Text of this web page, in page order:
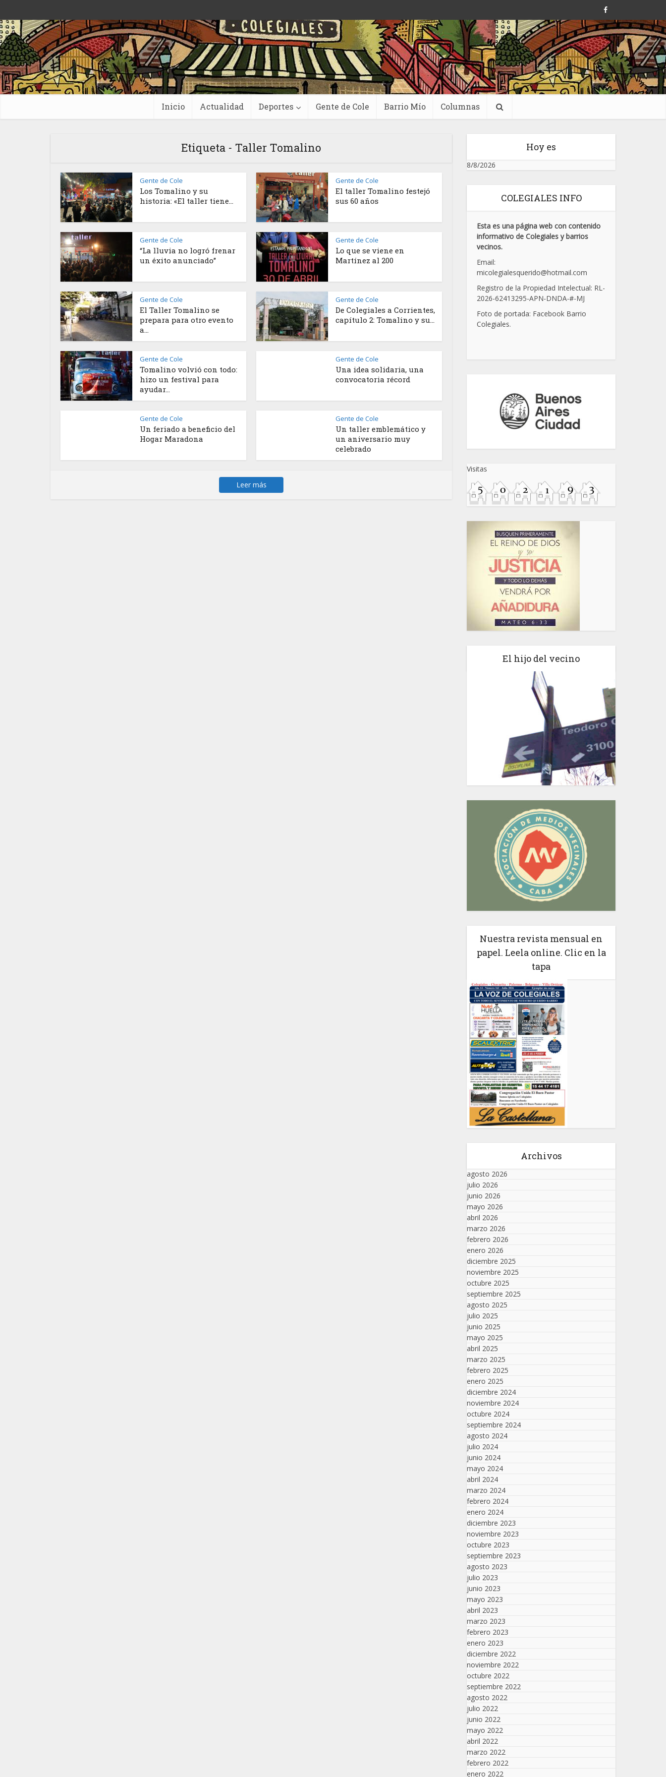
Inicio Actualidad Deportes Gente de Cole Barrio Mío Columnas
Etiqueta - Taller Tomalino
Gente de Cole
Los Tomalino y su
historia: «El taller tiene...
Gente de Cole
El taller Tomalino festejó
sus 60 años
Gente de Cole
“La lluvia no logró frenar
un éxito anunciado”
Gente de Cole
Lo que se viene en
Martínez al 200
Gente de Cole
El Taller Tomalino se
prepara para otro evento
a...
Gente de Cole
De Colegiales a Corrientes,
capítulo 2: Tomalino y su...
Gente de Cole
Tomalino volvió con todo:
hizo un festival para
ayudar...
Gente de Cole
Una idea solidaria, una
convocatoria récord
Gente de Cole
Un feriado a beneficio del
Hogar Maradona
Gente de Cole
Un taller emblemático y
un aniversario muy
celebrado
Leer más
Hoy es
8/8/2026
COLEGIALES INFO
Esta es una página web con contenido
informativo de Colegiales y barrios
vecinos.
Email:
micolegialesquerido@hotmail.com
Registro de la Propiedad Intelectual: RL-
2026-62413295-APN-DNDA-#-MJ
Foto de portada: Facebook Barrio
Colegiales.
Visitas
El hijo del vecino
Nuestra revista mensual en
papel. Leela online. Clic en la
tapa
Archivos
agosto 2026
julio 2026
junio 2026
mayo 2026
abril 2026
marzo 2026
febrero 2026
enero 2026
diciembre 2025
noviembre 2025
octubre 2025
septiembre 2025
agosto 2025
julio 2025
junio 2025
mayo 2025
abril 2025
marzo 2025
febrero 2025
enero 2025
diciembre 2024
noviembre 2024
octubre 2024
septiembre 2024
agosto 2024
julio 2024
junio 2024
mayo 2024
abril 2024
marzo 2024
febrero 2024
enero 2024
diciembre 2023
noviembre 2023
octubre 2023
septiembre 2023
agosto 2023
julio 2023
junio 2023
mayo 2023
abril 2023
marzo 2023
febrero 2023
enero 2023
diciembre 2022
noviembre 2022
octubre 2022
septiembre 2022
agosto 2022
julio 2022
junio 2022
mayo 2022
abril 2022
marzo 2022
febrero 2022
enero 2022